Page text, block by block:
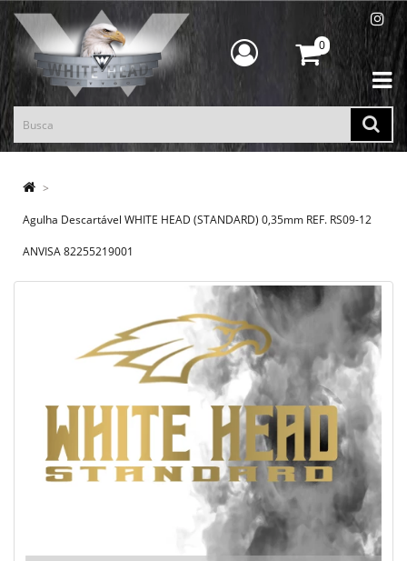
0
Agulha Descartável WHITE HEAD (STANDARD) 0,35mm REF. RS09-12
ANVISA 82255219001